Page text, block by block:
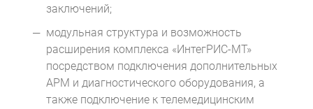
заключений;
модульная структура и возможность
расширения комплекса «ИнтегРИС-МТ»
посредством подключения дополнительных
АРМ и диагностического оборудования, а
также подключение к телемедицинским